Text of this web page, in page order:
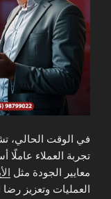
في الوقت الحالي،
تجربة العملاء
معايير الجودة مثل
العمليات وتعزيز